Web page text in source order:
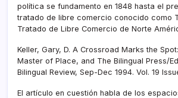
polí­tica se fundamento en 1848 hasta el
tratado de libre comercio conocido como
Tratado de Libre Comercio de Norte
Keller, Gary, D. A Crossroad Marks the
Master of Place, and The Bilingual Press/
Bilingual Review, Sep-Dec 1994. Vol. 19
El artí­culo en cuestión habla de los